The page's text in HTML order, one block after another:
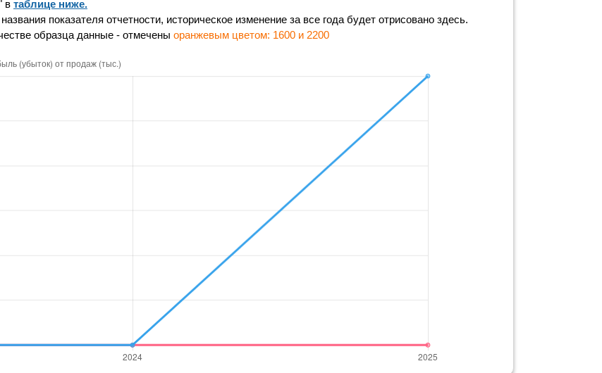
в таблице ниже.
показателя отчетности, историческое изменение за все года будет отрисовано здесь.
образца данные - отмечены оранжевым цветом: 1600 и 2200